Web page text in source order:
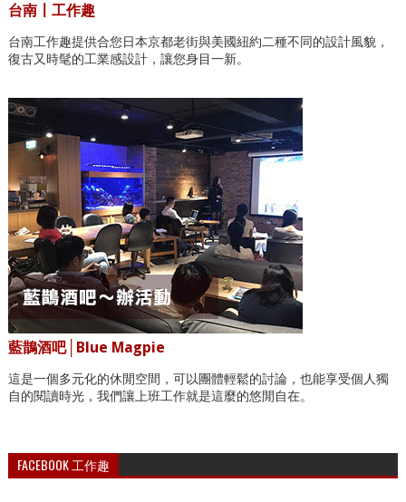
台南〡工作趣
台南工作趣提供合您日本京都老街與美國紐約二種不同的設計風貌，
復古又時髦的工業感設計，讓您身目一新。
藍鵲酒吧│Blue Magpie
這是一個多元化的休閒空間，可以團體輕鬆的討論，也能享受個人獨
自的閱讀時光，我們讓上班工作就是這麼的悠閒自在。
FACEBOOK 工作趣